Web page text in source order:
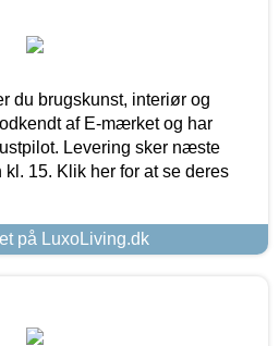
du brugskunst, interiør og
af E-mærket og har
Levering sker næste
15. Klik her for at se deres
på LuxoLiving.dk